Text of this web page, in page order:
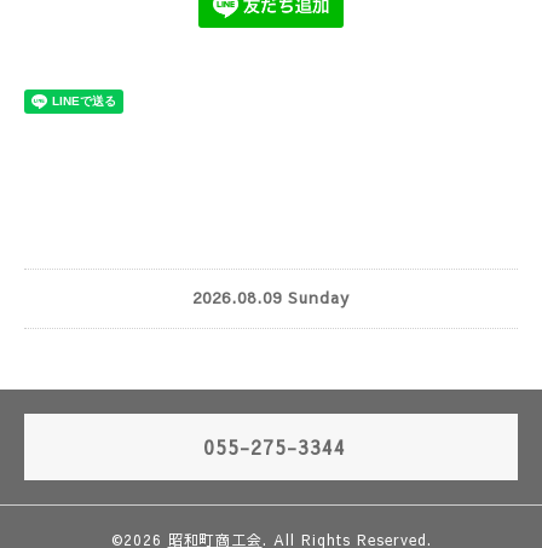
2026.08.09 Sunday
055-275-3344
©2026 昭和町商工会. All Rights Reserved.